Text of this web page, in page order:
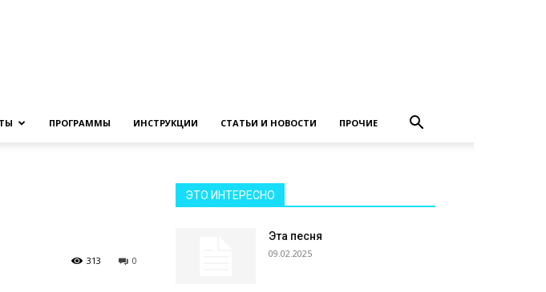
ПРОГРАММЫ ИНСТРУКЦИИ СТАТЬИ И НОВОСТИ ПРОЧИЕ
0
313
ЭТО ИНТЕРЕСНО
Эта песня
09.02.2025